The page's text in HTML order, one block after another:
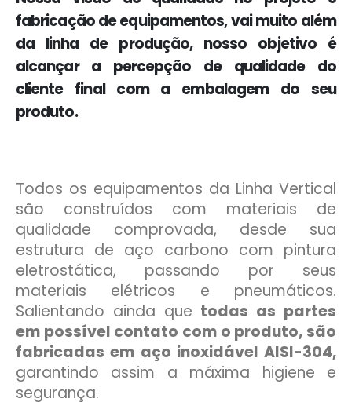
fabricação de equipamentos, vai muito além
da linha de produção, nosso objetivo é
alcançar a percepção de qualidade do
cliente final com a embalagem do seu
produto.
Todos os equipamentos da Linha Vertical
são construídos com materiais de
qualidade comprovada, desde sua
estrutura de aço carbono com pintura
eletrostática, passando por seus
materiais elétricos e pneumáticos.
Salientando ainda que todas as partes
em possível contato com o produto, são
fabricadas em aço inoxidável AISI-304,
garantindo assim a máxima higiene e
segurança.